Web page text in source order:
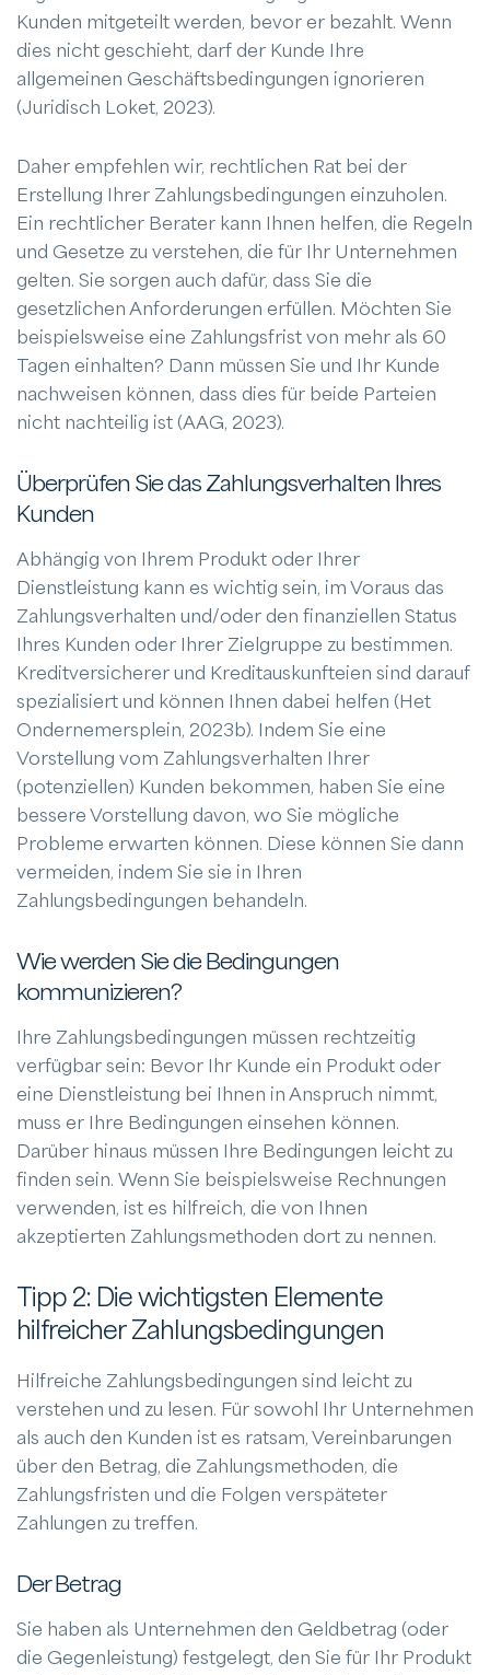
Kunden mitgeteilt werden, bevor er bezahlt. Wenn
dies nicht geschieht, darf der Kunde Ihre
allgemeinen Geschäftsbedingungen ignorieren
(Juridisch Loket, 2023).
Daher empfehlen wir, rechtlichen Rat bei der
Erstellung Ihrer Zahlungsbedingungen einzuholen.
Ein rechtlicher Berater kann Ihnen helfen, die Regeln
und Gesetze zu verstehen, die für Ihr Unternehmen
gelten. Sie sorgen auch dafür, dass Sie die
gesetzlichen Anforderungen erfüllen. Möchten Sie
beispielsweise eine Zahlungsfrist von mehr als 60
Tagen einhalten? Dann müssen Sie und Ihr Kunde
nachweisen können, dass dies für beide Parteien
nicht nachteilig ist (AAG, 2023).
Überprüfen Sie das Zahlungsverhalten Ihres
Kunden
Abhängig von Ihrem Produkt oder Ihrer
Dienstleistung kann es wichtig sein, im Voraus das
Zahlungsverhalten und/oder den finanziellen Status
Ihres Kunden oder Ihrer Zielgruppe zu bestimmen.
Kreditversicherer und Kreditauskunfteien sind darauf
spezialisiert und können Ihnen dabei helfen (Het
Ondernemersplein, 2023b). Indem Sie eine
Vorstellung vom Zahlungsverhalten Ihrer
(potenziellen) Kunden bekommen, haben Sie eine
bessere Vorstellung davon, wo Sie mögliche
Probleme erwarten können. Diese können Sie dann
vermeiden, indem Sie sie in Ihren
Zahlungsbedingungen behandeln.
Wie werden Sie die Bedingungen
kommunizieren?
Ihre Zahlungsbedingungen müssen rechtzeitig
verfügbar sein: Bevor Ihr Kunde ein Produkt oder
eine Dienstleistung bei Ihnen in Anspruch nimmt,
muss er Ihre Bedingungen einsehen können.
Darüber hinaus müssen Ihre Bedingungen leicht zu
finden sein. Wenn Sie beispielsweise Rechnungen
verwenden, ist es hilfreich, die von Ihnen
akzeptierten Zahlungsmethoden dort zu nennen.
Tipp 2: Die wichtigsten Elemente
hilfreicher Zahlungsbedingungen
Hilfreiche Zahlungsbedingungen sind leicht zu
verstehen und zu lesen. Für sowohl Ihr Unternehmen
als auch den Kunden ist es ratsam, Vereinbarungen
über den Betrag, die Zahlungsmethoden, die
Zahlungsfristen und die Folgen verspäteter
Zahlungen zu treffen.
Der Betrag
Sie haben als Unternehmen den Geldbetrag (oder
die Gegenleistung) festgelegt, den Sie für Ihr Produkt